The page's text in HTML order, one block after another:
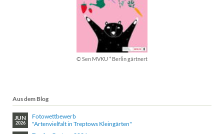
© Sen MVKU * Berlin gärtnert
Aus dem Blog
JUN
2026
Fotowettbewerb
"Artenvielfalt in Treptows Kleingärten"